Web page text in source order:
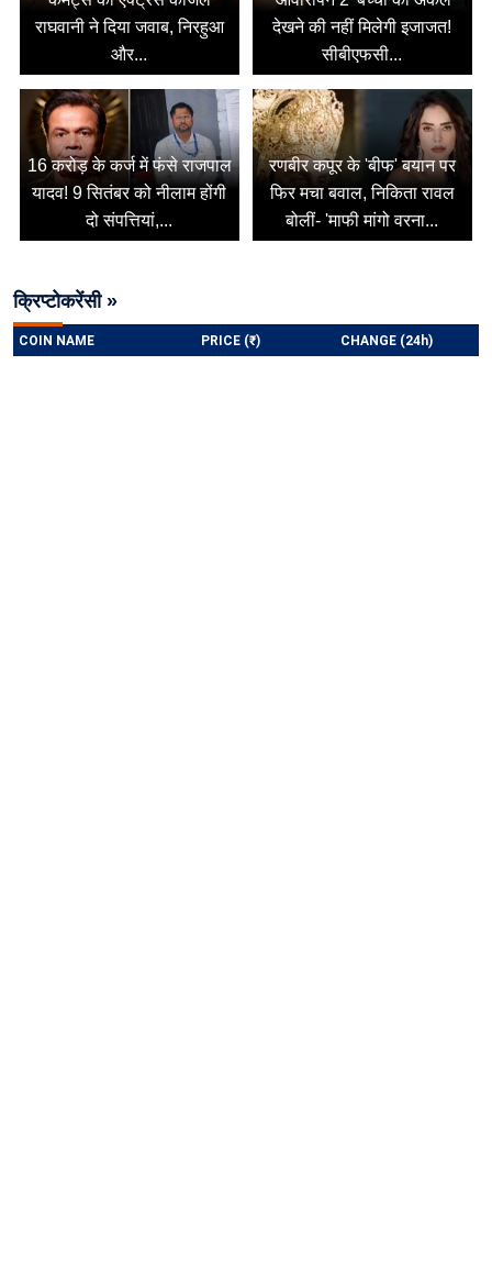
राघवानी ने दिया जवाब, निरहुआ
और...
देखने की नहीं मिलेगी इजाजत!
सीबीएफसी...
16 करोड़ के कर्ज में फंसे राजपाल
यादव! 9 सितंबर को नीलाम होंगी
दो संपत्तियां,...
रणबीर कपूर के 'बीफ' बयान पर
फिर मचा बवाल, निकिता रावल
बोलीं- 'माफी मांगो वरना...
क्रिप्टोकरेंसी »